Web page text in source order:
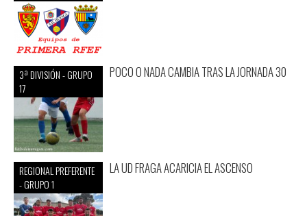
3ª DIVISIÓN - GRUPO
17
POCO O NADA CAMBIA TRAS LA JORNADA 30
REGIONAL PREFERENTE
- GRUPO 1
LA UD FRAGA ACARICIA EL ASCENSO